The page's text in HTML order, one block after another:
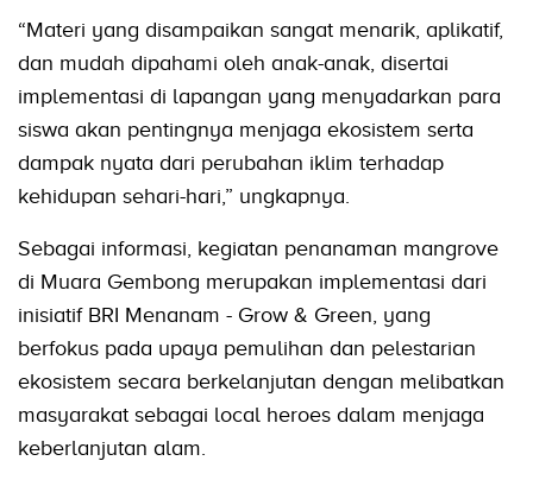
“Materi yang disampaikan sangat menarik, aplikatif,
dan mudah dipahami oleh anak-anak, disertai
implementasi di lapangan yang menyadarkan para
siswa akan pentingnya menjaga ekosistem serta
dampak nyata dari perubahan iklim terhadap
kehidupan sehari-hari,” ungkapnya.
Sebagai informasi, kegiatan penanaman mangrove
di Muara Gembong merupakan implementasi dari
inisiatif BRI Menanam - Grow & Green, yang
berfokus pada upaya pemulihan dan pelestarian
ekosistem secara berkelanjutan dengan melibatkan
masyarakat sebagai local heroes dalam menjaga
keberlanjutan alam.